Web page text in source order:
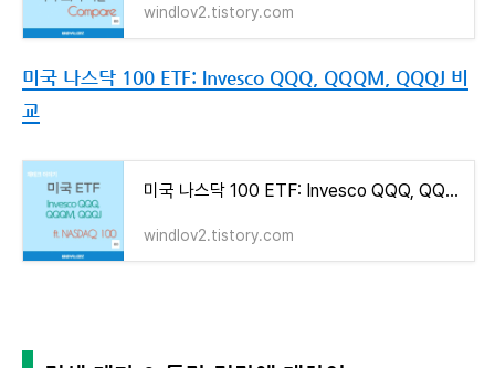
windlov2.tistory.com
미국 나스닥 100 ETF: Invesco QQQ, QQQM, QQQJ 비
교
미국 나스닥 100 ETF: Invesco QQQ, QQQM, QQQJ 비교
windlov2.tistory.com